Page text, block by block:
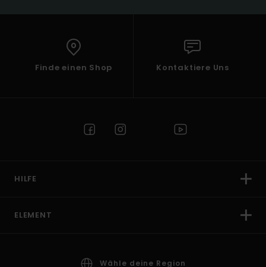
Finde einen Shop Kontaktiere Uns
HILFE
ELEMENT
Wähle deine Region